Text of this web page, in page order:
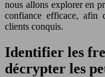
nous allons explorer en
confiance efficace, afin
clients conquis.
Identifier les
décrypter les